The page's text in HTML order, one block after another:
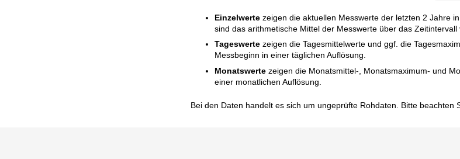
Einzelwertezeigen die aktuellen Messwerte der letzten 2 Jahre
sind das arithmetische Mittel der Messwerte über das Zeitintervall
Tageswertezeigen die Tagesmittelwerte und ggf. die
Messbeginn in einer täglichen Auflösung.
Monatswertezeigen die Monatsmittel-, Monatsmaximum- und
einer monatlichen Auflösung.
Bei den Daten handelt es sich um ungeprüfte Rohdaten. Bitte beachten